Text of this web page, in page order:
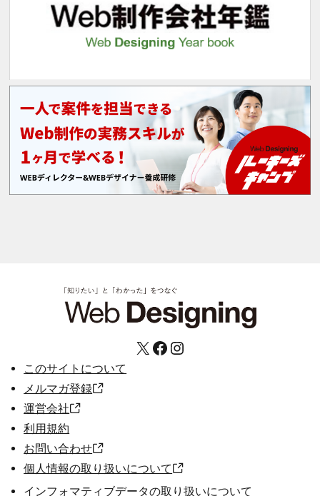
X Facebook Instagram
このサイトについて
メルマガ登録
運営会社
利用規約
お問い合わせ
個人情報の取り扱いについて
インフォマティブデータの取り扱いについて